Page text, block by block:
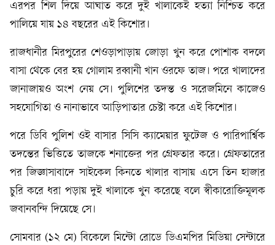
এরপর শিল দিয়ে আঘাত করে দুই খালাকেই হত্যা নিশ্চিত করে
পালিয়ে যায় ১৪ বছরের এই কিশোর।
রাজধানীর মিরপুরের শেওড়াপাড়ায় জোড়া খুন করে পোশাক বদলে
বাসা থেকে বের হয় গোলাম রব্বানী খান ওরফে তাজ। পরে খালাদের
জানাজায়ও অংশ নেয় সে। পুলিশের তদন্ত ও সরেজমিনে কাজেও
সহযোগিতা ও নানাভাবে আড়িপাতার চেষ্টা করে এই কিশোর।
পরে ডিবি পুলিশ ওই বাসার সিসি ক্যামেয়ার ফুটেজ ও পারিপার্শ্বিক
তদন্তের ভিত্তিতে তাজকে শনাক্তের পর গ্রেফতার করে। গ্রেফতারের
পর জিজ্ঞাসাবাদে সাইকেল কিনতে খালার বাসায় এসে তিন হাজার
চুরি করে ধরা পড়ায় দুই খালাকে খুন করেছে বলে স্বীকারোক্তিমূলক
জবানবন্দি দিয়েছে সে।
সোমবার (১২ মে) বিকেলে মিন্টো রোডে ডিএমপির মিডিয়া সেন্টারে